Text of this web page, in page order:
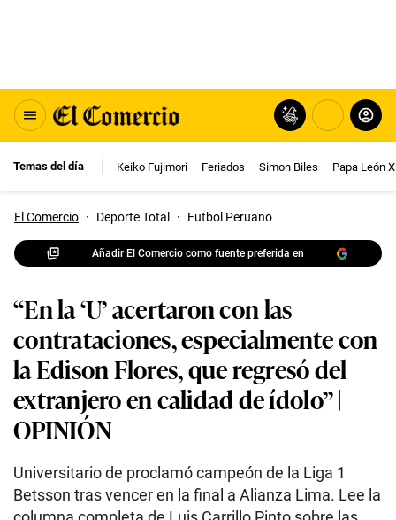
Temas del día Keiko Fujimori Feriados Simon Biles Papa León
El Comercio · Deporte Total · Futbol Peruano
Añadir El Comercio como fuente preferida en
“En la ‘U’ acertaron con las
contrataciones, especialmente con
la Edison Flores, que regresó del
extranjero en calidad de ídolo” |
OPINIÓN
Universitario de proclamó campeón de la Liga 1
Betsson tras vencer en la final a Alianza Lima. Lee la